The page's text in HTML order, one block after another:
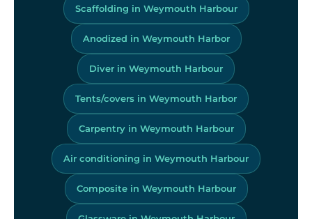
Scaffolding in Weymouth Harbour
Anodized in Weymouth Harbor
Diver in Weymouth Harbour
Tents/covers in Weymouth Harbor
Carpentry in Weymouth Harbour
Air conditioning in Weymouth Harbour
Composite in Weymouth Harbour